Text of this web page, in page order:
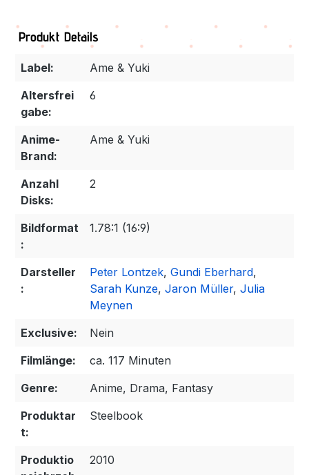
Produkt Details
Label:
Ame & Yuki
Altersfrei
gabe:
6
Anime-
Brand:
Ame & Yuki
Anzahl
Disks:
2
Bildformat
:
1.78:1 (16:9)
Darsteller
:
Peter Lontzek, Gundi Eberhard,
Sarah Kunze, Jaron Müller, Julia
Meynen
Exclusive:
Nein
Filmlänge:
ca. 117 Minuten
Genre:
Anime, Drama, Fantasy
Produktar
t:
Steelbook
Produktio
2010